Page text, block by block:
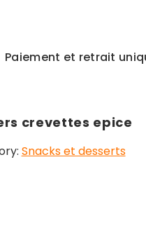
Paiement et retrait
crevettes epice
Snacks et desserts